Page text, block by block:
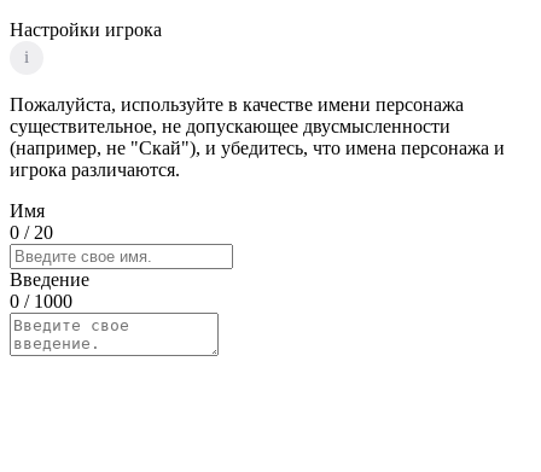
Настройки игрока
i
Пожалуйста, используйте в качестве имени персонажа
существительное, не допускающее двусмысленности
(например, не "Скай"), и убедитесь, что имена персонажа и
игрока различаются.
Имя
0 / 20
Введение
0 / 1000